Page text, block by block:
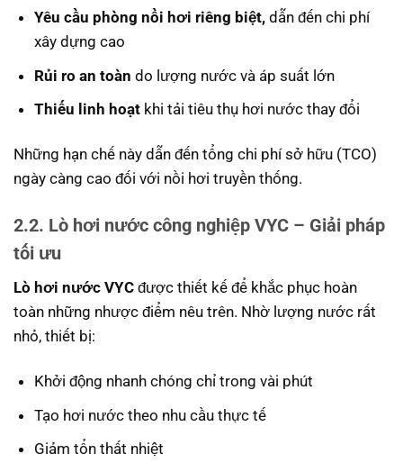
Yêu cầu phòng nồi hơi riêng biệt,dẫn đến chi phí
xây dựng cao
Rủi ro an toàn do lượng nước và áp suất lớn
Thiếu linh hoạtkhi tải tiêu thụ hơi nước thay đổi
Những hạn chế này dẫn đến tổng chi phí sở hữu (TCO)
ngày càng cao đối với nồi hơi truyền thống.
2.2. Lò hơi nước công nghiệp VYC – Giải pháp
tối ưu
Lò hơi nước VYC được thiết kế để khắc phục hoàn
toàn những nhược điểm nêu trên. Nhờ lượng nước rất
nhỏ, thiết bị:
Khởi động nhanh chóng chỉ trong vài phút
Tạo hơi nước theo nhu cầu thực tế
Giảm tổn thất nhiệt